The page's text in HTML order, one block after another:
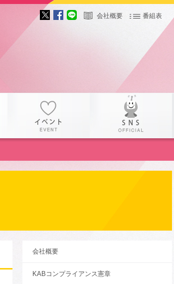
会社概要 番組表
会社概要
KABコンプライアンス憲章